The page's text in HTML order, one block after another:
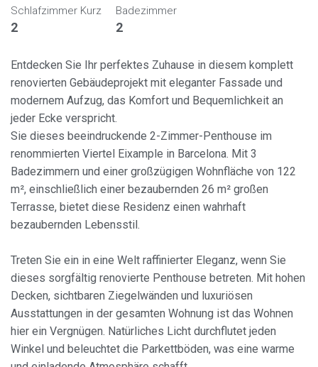
Schlafzimmer Kurz
2
Badezimmer
2
Entdecken Sie Ihr perfektes Zuhause in diesem komplett
renovierten Gebäudeprojekt mit eleganter Fassade und
modernem Aufzug, das Komfort und Bequemlichkeit an
jeder Ecke verspricht.
Sie dieses beeindruckende 2-Zimmer-Penthouse im
renommierten Viertel Eixample in Barcelona. Mit 3
Badezimmern und einer großzügigen Wohnfläche von 122
m², einschließlich einer bezaubernden 26 m² großen
Terrasse, bietet diese Residenz einen wahrhaft
bezaubernden Lebensstil.
Treten Sie ein in eine Welt raffinierter Eleganz, wenn Sie
dieses sorgfältig renovierte Penthouse betreten. Mit hohen
Decken, sichtbaren Ziegelwänden und luxuriösen
Ausstattungen in der gesamten Wohnung ist das Wohnen
hier ein Vergnügen. Natürliches Licht durchflutet jeden
Winkel und beleuchtet die Parkettböden, was eine warme